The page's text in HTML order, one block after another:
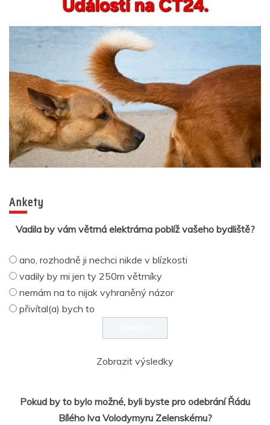
Ankety
Vadila by vám větrná elektrárna poblíž vašeho bydliště?
ano, rozhodně ji nechci nikde v blízkosti
vadily by mi jen ty 250m větrníky
nemám na to nijak vyhraněný názor
přivítal(a) bych to
Zobrazit výsledky
Pokud by to bylo možné, byli byste pro odebrání Řádu
Bílého lva Volodymyru Zelenskému?